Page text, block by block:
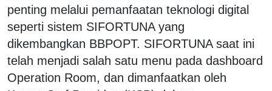
penting melalui pemanfaatan teknologi digital
seperti sistem SIFORTUNA yang
dikembangkan BBPOPT. SIFORTUNA saat ini
telah menjadi salah satu menu pada dashboard
Operation Room, dan dimanfaatkan oleh